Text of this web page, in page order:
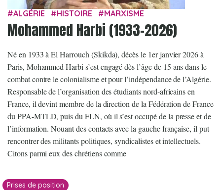
ALGÉRIE HISTOIRE MARXISME
Mohammed Harbi (1933-2026)
Né en 1933 à El Harrouch (Skikda), décès le 1er janvier 2026 à
Paris, Mohammed Harbi s’est engagé dès l’âge de 15 ans dans le
combat contre le colonialisme et pour l’indépendance de l’Algérie.
Responsable de l’organisation des étudiants nord-africains en
France, il devint membre de la direction de la Fédération de France
du PPA-MTLD, puis du FLN, où il s’est occupé de la presse et de
l’information. Nouant des contacts avec la gauche française, il put
rencontrer des militants politiques, syndicalistes et intellectuels.
Citons parmi eux des chrétiens comme
Prises de position